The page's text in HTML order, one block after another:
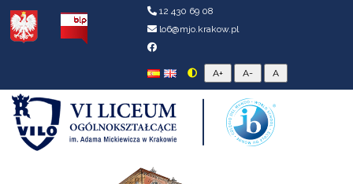
12 430 69 08
lo6@mjo.krakow.pl